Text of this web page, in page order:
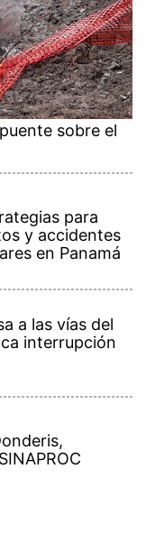
sobre el
para
y accidentes
en Panamá
a las vías del
interrupción